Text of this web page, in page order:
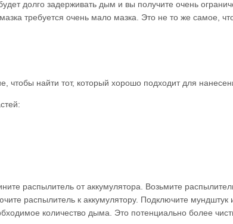
долго задерживать дым и вы получите очень
требуется очень мало мазка. Это не то же самое,
чтобы найти тот, который хорошо подходит для
распылитель от аккумулятора. Возьмите
распылитель к аккумулятору. Подключите мундштук
количество дыма. Это потенциально более